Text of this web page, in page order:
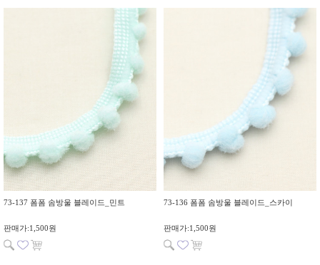
73-137 폼폼 솜방울 블레이드_민트
판매가:1,500원
73-136 폼폼 솜방울 블레이드_스카이
판매가:1,500원